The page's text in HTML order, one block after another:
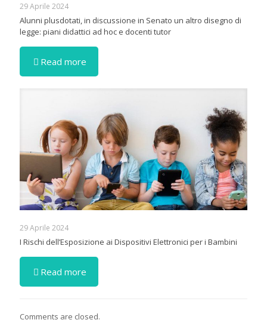
29 Aprile 2024
Alunni plusdotati, in discussione in Senato un altro disegno di
legge: piani didattici ad hoc e docenti tutor
Read more
29 Aprile 2024
I Rischi dell’Esposizione ai Dispositivi Elettronici per i Bambini
Read more
Comments are closed.